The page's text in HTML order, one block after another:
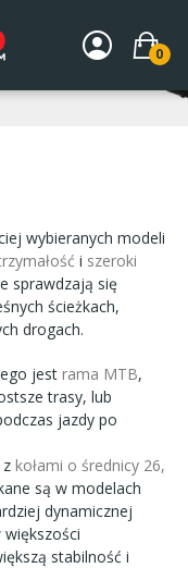
0
wybieranych modeli
i szeroki
sprawdzają się
ścieżkach,
drogach.
jest rama MTB,
trasy, lub
jazdy po
kołami o średnicy 26,
są w modelach
dynamicznej
stabilność i